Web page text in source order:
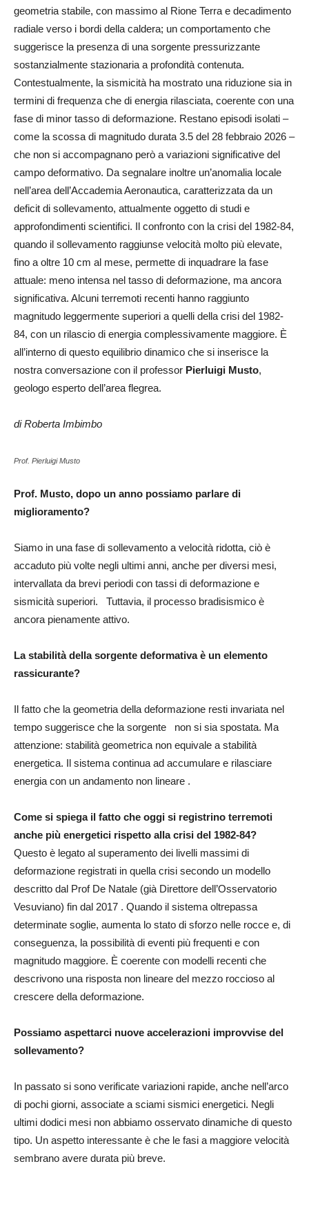
geometria stabile, con massimo al Rione Terra e decadimento
radiale verso i bordi della caldera; un comportamento che
suggerisce la presenza di una sorgente pressurizzante
sostanzialmente stazionaria a profondità contenuta.
Contestualmente, la sismicità ha mostrato una riduzione sia in
termini di frequenza che di energia rilasciata, coerente con una
fase di minor tasso di deformazione. Restano episodi isolati –
come la scossa di magnitudo durata 3.5 del 28 febbraio 2026 –
che non si accompagnano però a variazioni significative del
campo deformativo. Da segnalare inoltre un’anomalia locale
nell’area dell’Accademia Aeronautica, caratterizzata da un
deficit di sollevamento, attualmente oggetto di studi e
approfondimenti scientifici. Il confronto con la crisi del 1982-84,
quando il sollevamento raggiunse velocità molto più elevate,
fino a oltre 10 cm al mese, permette di inquadrare la fase
attuale: meno intensa nel tasso di deformazione, ma ancora
significativa. Alcuni terremoti recenti hanno raggiunto
magnitudo leggermente superiori a quelli della crisi del 1982-
84, con un rilascio di energia complessivamente maggiore. È
all’interno di questo equilibrio dinamico che si inserisce la
nostra conversazione con il professor Pierluigi Musto,
geologo esperto dell’area flegrea.
di Roberta Imbimbo
Prof. Pierluigi Musto
Prof. Musto, dopo un anno possiamo parlare di
miglioramento?
Siamo in una fase di sollevamento a velocità ridotta, ciò è
accaduto più volte negli ultimi anni, anche per diversi mesi,
intervallata da brevi periodi con tassi di deformazione e
sismicità superiori. Tuttavia, il processo bradisismico è
ancora pienamente attivo.
La stabilità della sorgente deformativa è un elemento
rassicurante?
Il fatto che la geometria della deformazione resti invariata nel
tempo suggerisce che la sorgente non si sia spostata. Ma
attenzione: stabilità geometrica non equivale a stabilità
energetica. Il sistema continua ad accumulare e rilasciare
energia con un andamento non lineare .
Come si spiega il fatto che oggi si registrino terremoti
anche più energetici rispetto alla crisi del 1982-84?
Questo è legato al superamento dei livelli massimi di
deformazione registrati in quella crisi secondo un modello
descritto dal Prof De Natale (già Direttore dell’Osservatorio
Vesuviano) fin dal 2017 . Quando il sistema oltrepassa
determinate soglie, aumenta lo stato di sforzo nelle rocce e, di
conseguenza, la possibilità di eventi più frequenti e con
magnitudo maggiore. È coerente con modelli recenti che
descrivono una risposta non lineare del mezzo roccioso al
crescere della deformazione.
Possiamo aspettarci nuove accelerazioni improvvise del
sollevamento?
In passato si sono verificate variazioni rapide, anche nell’arco
di pochi giorni, associate a sciami sismici energetici. Negli
ultimi dodici mesi non abbiamo osservato dinamiche di questo
tipo. Un aspetto interessante è che le fasi a maggiore velocità
sembrano avere durata più breve.